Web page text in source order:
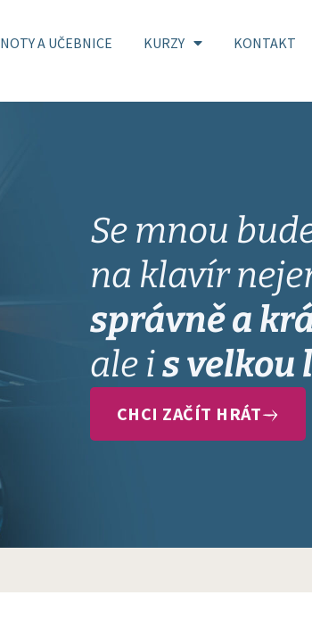
NOTY A UČEBNICE KURZY KONTAKT
Se mnou
na klavír
správně a
ale is velkou
CHCI ZAČÍT HRÁT